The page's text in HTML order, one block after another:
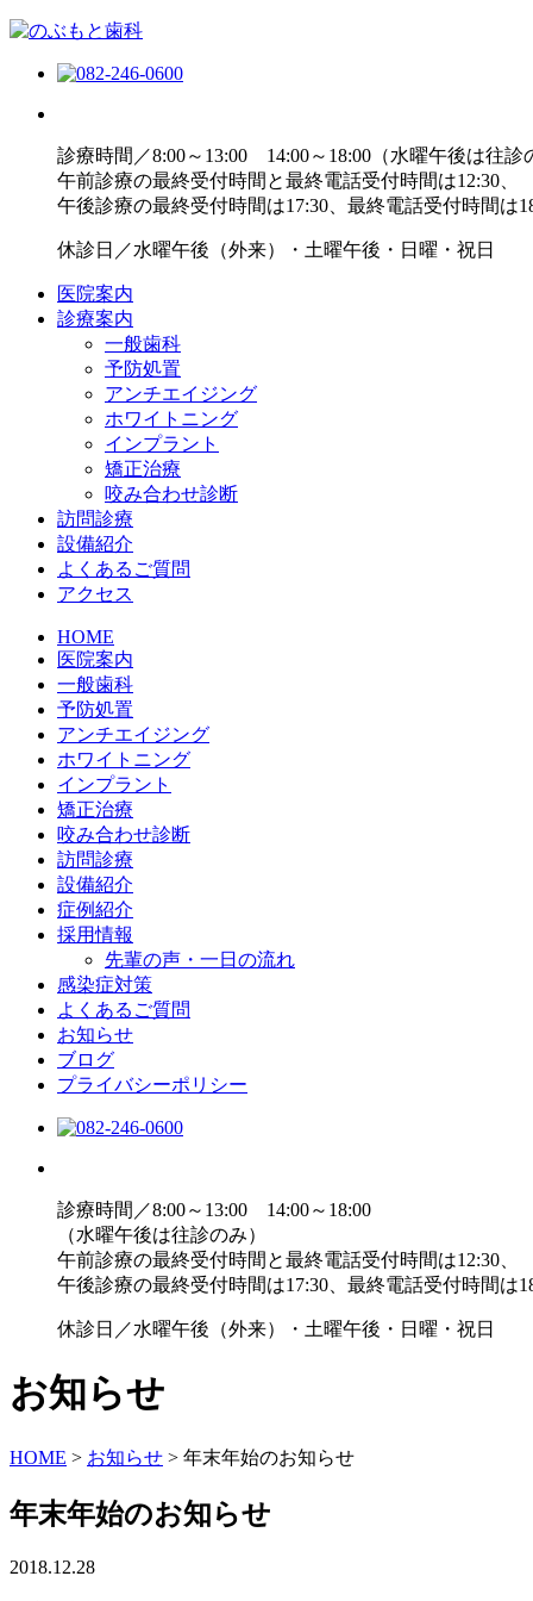
診療時間／8:00～13:00 14:00～18:00（水曜午後は往診
午前診療の最終受付時間と最終電話受付時間は12:30、
午後診療の最終受付時間は17:30、最終電話受付時間は
休診日／水曜午後（外来）・土曜午後・日曜・祝日
医院案内
診療案内
一般歯科
予防処置
アンチエイジング
ホワイトニング
インプラント
矯正治療
咬み合わせ診断
訪問診療
設備紹介
よくあるご質問
アクセス
HOME
医院案内
一般歯科
予防処置
アンチエイジング
ホワイトニング
インプラント
矯正治療
咬み合わせ診断
訪問診療
設備紹介
症例紹介
採用情報
先輩の声・一日の流れ
感染症対策
よくあるご質問
お知らせ
ブログ
プライバシーポリシー
診療時間／8:00～13:00 14:00～18:00
（水曜午後は往診のみ）
午前診療の最終受付時間と最終電話受付時間は12:30、
午後診療の最終受付時間は17:30、最終電話受付時間は
休診日／水曜午後（外来）・土曜午後・日曜・祝日
お知らせ
HOME > お知らせ > 年末年始のお知らせ
年末年始のお知らせ
2018.12.28